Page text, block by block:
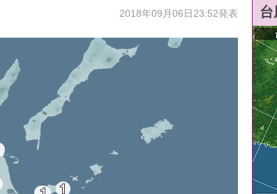
2018年09月06日23:52発表